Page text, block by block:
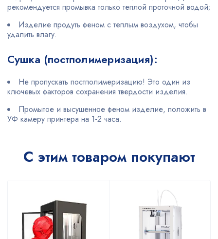
рекомендуется промывка только теплой проточной водой;
Изделие продуть феном с теплым воздухом, чтобы
удалить влагу.
Сушка (постполимеризация):
Не пропускать постполимеризацию! Это один из
ключевых факторов сохранения твердости изделия.
Промытое и высушенное феном изделие, положить в
УФ камеру принтера на 1-2 часа.
С этим товаром покупают